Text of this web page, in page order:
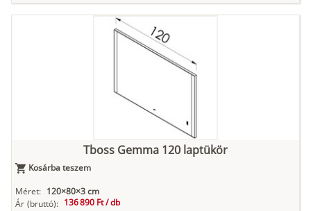
Tboss Gemma 120 laptükör
Kosárba teszem
Méret: 120×80×3 cm
Ár (bruttó): 136 890 Ft /db